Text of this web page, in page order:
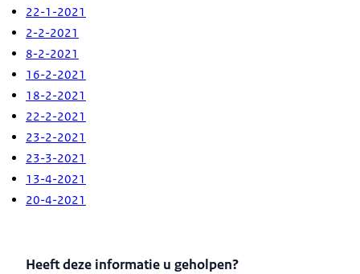
22-1-2021
2-2-2021
8-2-2021
16-2-2021
18-2-2021
22-2-2021
23-2-2021
23-3-2021
13-4-2021
20-4-2021
Heeft deze informatie u geholpen?